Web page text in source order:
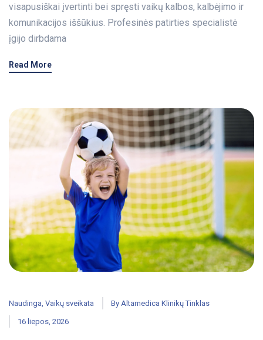
visapusiškai įvertinti bei spręsti vaikų kalbos, kalbėjimo ir
komunikacijos iššūkius. Profesinės patirties specialistė
įgijo dirbdama
Read More
Naudinga, Vaikų sveikata By Altamedica Klinikų Tinklas
16 liepos, 2026